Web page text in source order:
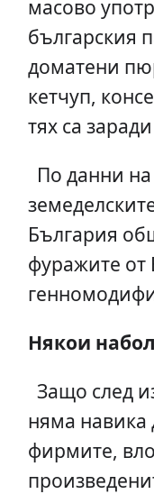
масово
българския
доматени
кетчуп,
тях са
По данни
България
фуражите от
Някои
Защо след
няма навика
фирмите,